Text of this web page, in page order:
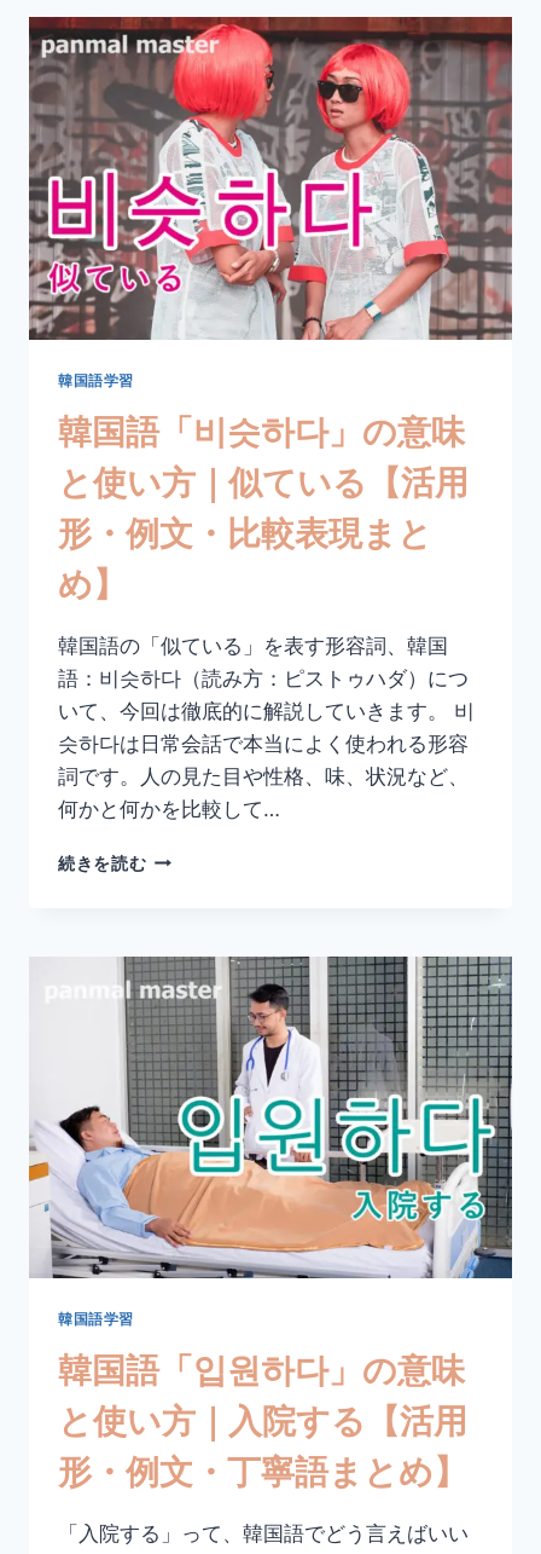
아
나
다」
の
意
味
と
使
い
方
｜
逃
げ
出
す
【活
用
形・
例
語
ま
と
め】
韓国語学習
韓国語「비슷하다」の意味
と使い方｜似ている【活用
形・例文・比較表現まと
め】
韓国語の「似ている」を表す形容詞、韓国
語：비슷하다（読み方：ピストゥハダ）につ
いて、今回は徹底的に解説していきます。 비
슷하다は日常会話で本当によく使われる形容
詞です。人の見た目や性格、味、状況など、
何かと何かを比較して…
続きを読む韓
슷
하
다」
の
意
味
と
使
い
方
｜
似
て
用
形・
例
文・
比
較
現
韓国語学習
韓国語「입원하다」の意味
と使い方｜入院する【活用
形・例文・丁寧語まとめ】
「入院する」って、韓国語でどう言えばいい